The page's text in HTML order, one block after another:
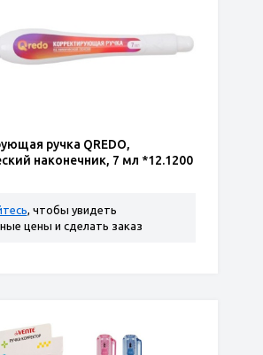
ручка QREDO,
наконечник, 7 мл *12.1200
, чтобы увидеть
цены и сделать заказ